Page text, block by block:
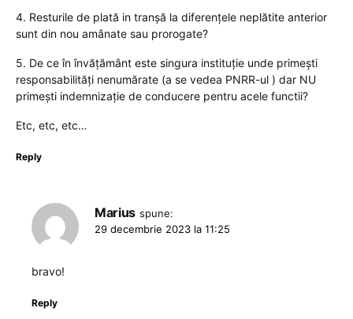
4. Resturile de plată in tranșă la diferențele neplătite anterior
sunt din nou amânate sau prorogate?
5. De ce în învățământ este singura instituție unde primești
responsabilități nenumărate (a se vedea PNRR-ul ) dar NU
primești indemnizație de conducere pentru acele functii?
Etc, etc, etc…
Reply
Marius spune:
29 decembrie 2023 la 11:25
bravo!
Reply